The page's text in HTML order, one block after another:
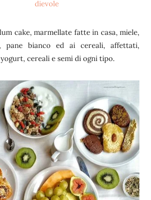
cake, marmellate fatte in casa, miele,
pane bianco ed ai cereali, affettati,
cereali e semi di ogni tipo.